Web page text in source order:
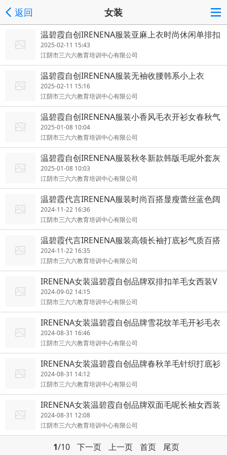
返回 女装
温碧霞自创IRENENA服装亚麻上衣时尚休闲单排扣
马甲
2025-02-11 15:43
江阴市三六六教育培训中心有限公司
温碧霞自创IRENENA服装无袖收腰韩系小上衣
2025-02-11 15:16
江阴市三六六教育培训中心有限公司
温碧霞自创IRENENA服装小香风毛衣开衫女春秋气
质短款外套
2025-01-08 10:04
江阴市三六六教育培训中心有限公司
温碧霞自创IRENENA服装秋冬新款韩版毛呢外套灰
呢子大衣
2025-01-08 10:03
江阴市三六六教育培训中心有限公司
温碧霞代言IRENENA服装时尚百搭显瘦蕾丝蓝色阔
腿牛仔裤
2024-11-22 16:36
江阴市三六六教育培训中心有限公司
温碧霞代言IRENENA服装高领长袖打底衫气质百搭
显瘦上衣
2024-11-22 16:35
江阴市三六六教育培训中心有限公司
IRENENA女装温碧霞自创品牌双排扣羊毛女西装V
领长袖外套
2024-09-02 14:15
江阴市三六六教育培训中心有限公司
IRENENA女装温碧霞自创品牌雪花纹羊毛开衫毛衣
长袖针织衫
2024-08-31 16:46
江阴市三六六教育培训中心有限公司
IRENENA女装温碧霞自创品牌春秋羊毛针织打底衫
长袖内搭衣
2024-08-31 14:12
江阴市三六六教育培训中心有限公司
IRENENA女装温碧霞自创品牌双面毛呢长袖女西装
中长款外套
2024-08-31 12:08
江阴市三六六教育培训中心有限公司
1/10 下一页 上一页 首页 尾页